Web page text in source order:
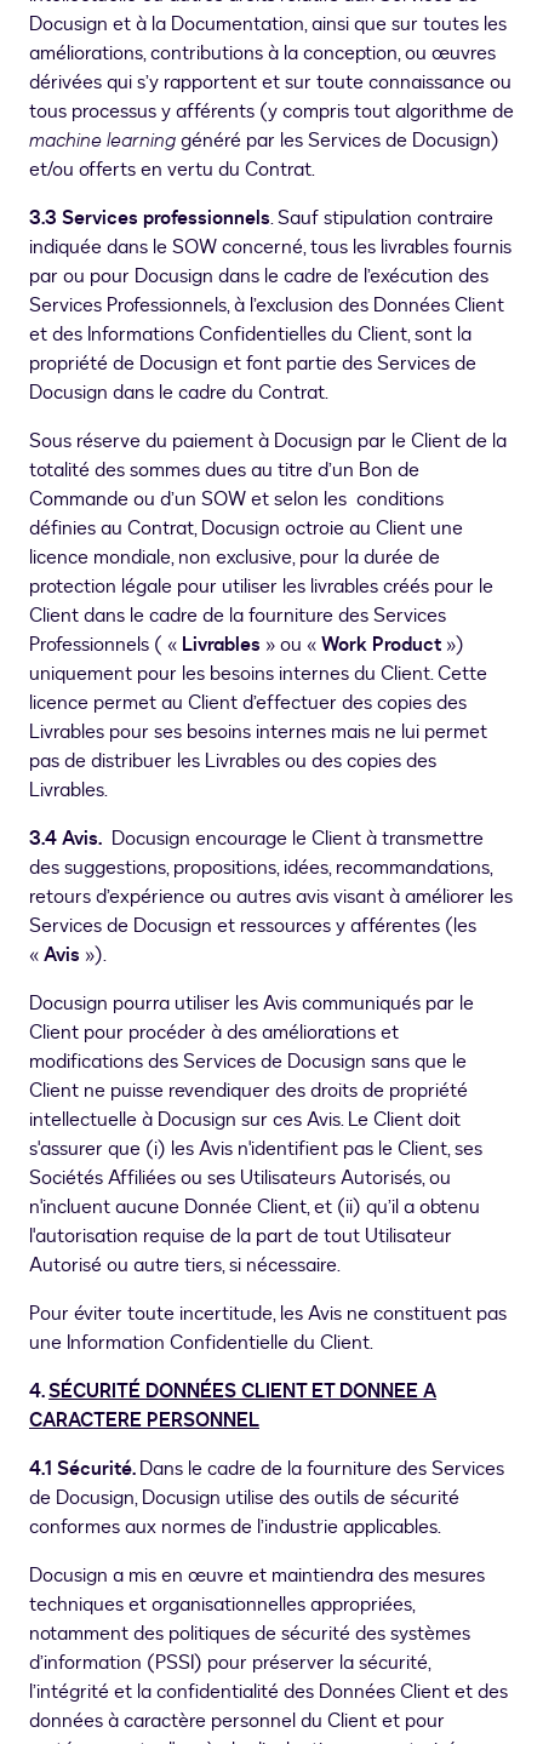
Docusign et à la Documentation, ainsi que sur toutes les
améliorations, contributions à la conception, ou œuvres
dérivées qui s’y rapportent et sur toute connaissance ou
tous processus y afférents (y compris tout algorithme de
machine learninggénéré par les Services de Docusign)
et/ou offerts en vertu du Contrat.
3.3 Services professionnels. Sauf stipulation contraire
indiquée dans le SOW concerné, tous les livrables fournis
par ou pour Docusign dans le cadre de l’exécution des
Services Professionnels, à l’exclusion des Données Client
et des Informations Confidentielles du Client, sont la
propriété de Docusign et font partie des Services de
Docusign dans le cadre du Contrat.
Sous réserve du paiement à Docusign par le Client de la
totalité des sommes dues au titre d’un Bon de
Commande ou d’un SOW et selon les conditions
définies au Contrat, Docusign octroie au Client une
licence mondiale, non exclusive, pour la durée de
protection légale pour utiliser les livrables créés pour le
Client dans le cadre de la fourniture des Services
Professionnels ( « Livrables » ou «Work Product »)
uniquement pour les besoins internes du Client. Cette
licence permet au Client d’effectuer des copies des
Livrables pour ses besoins internes mais ne lui permet
pas de distribuer les Livrables ou des copies des
Livrables.
3.4 Avis. Docusign encourage le Client à transmettre
des suggestions, propositions, idées, recommandations,
retours d’expérience ou autres avis visant à améliorer les
Services de Docusign et ressources y afférentes (les
«Avis »).
Docusign pourra utiliser les Avis communiqués par le
Client pour procéder à des améliorations et
modifications des Services de Docusign sans que le
Client ne puisse revendiquer des droits de propriété
intellectuelle à Docusign sur ces Avis. Le Client doit
s'assurer que (i) les Avis n'identifient pas le Client, ses
Sociétés Affiliées ou ses Utilisateurs Autorisés, ou
n'incluent aucune Donnée Client, et (ii) qu’il a obtenu
l'autorisation requise de la part de tout Utilisateur
Autorisé ou autre tiers, si nécessaire.
Pour éviter toute incertitude, les Avis ne constituent pas
une Information Confidentielle du Client.
4.SÉCURITÉ DONNÉES CLIENT ET DONNEE A
CARACTERE PERSONNEL
4.1 Sécurité.Dans le cadre de la fourniture des Services
de Docusign, Docusign utilise des outils de sécurité
conformes aux normes de l’industrie applicables.
Docusign a mis en œuvre et maintiendra des mesures
techniques et organisationnelles appropriées,
notamment des politiques de sécurité des systèmes
d’information (PSSI) pour préserver la sécurité,
l’intégrité et la confidentialité des Données Client et des
données à caractère personnel du Client et pour